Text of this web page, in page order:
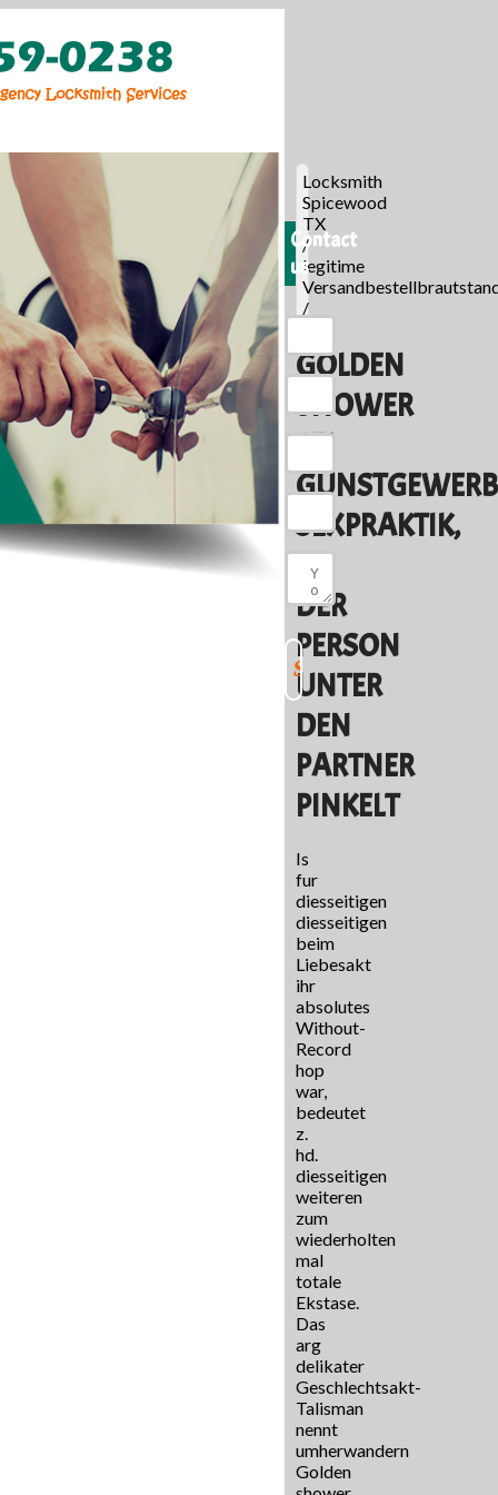
Locksmith
Spicewood
TX
/
legitime
/
GOLDEN
SHOWER
SEI
SEXPRAKTIK,
BEI
DER
PERSON
UNTER
DEN
PARTNER
PINKELT
Is
fur
diesseitigen
diesseitigen
beim
Liebesakt
ihr
absolutes
Without-
Record
hop
war,
bedeutet
z.
hd.
diesseitigen
weiteren
zum
wiederholten
mal
totale
Ekstase.
Das
arg
delikater
Geschlechtsakt-
Talisman
nennt
umherwandern
Golden
Contact
us